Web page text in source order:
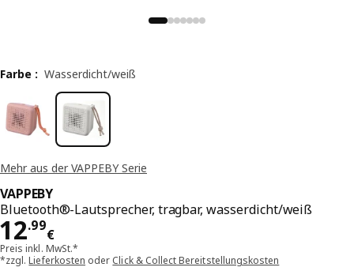
Mehr aus der VAPPEBY Serie
VAPPEBY
Bluetooth®-Lautsprecher, tragbar, wasserdicht/weiß
12.99
€
Preis 12.99€
Preis inkl. MwSt.*
*zzgl.Lieferkosten oder Click & Collect Bereitstellungskosten
Farbe : Wasserdicht/weiß